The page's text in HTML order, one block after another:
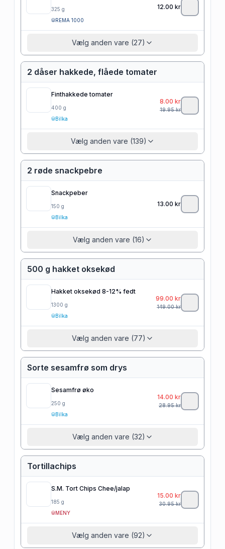
325 g
REMA 1000
12.00 kr
Vælg anden vare (27)
2 dåser hakkede, flåede tomater
Finthakkede tomater
400 g
Bilka
8.00 kr
19.95kr
Vælg anden vare (139)
2 røde snackpebre
Snackpeber
150 g
Bilka
13.00 kr
Vælg anden vare (16)
500 g hakket oksekød
Hakket oksekød 8-12% fedt
1300 g
Bilka
99.00 kr
149.00kr
Vælg anden vare (77)
Sorte sesamfrø som drys
Sesamfrø øko
250 g
Bilka
14.00 kr
28.95kr
Vælg anden vare (32)
Tortillachips
S.M. Tort Chips Chee/jalap
185 g
MENY
15.00 kr
30.95kr
Vælg anden vare (92)